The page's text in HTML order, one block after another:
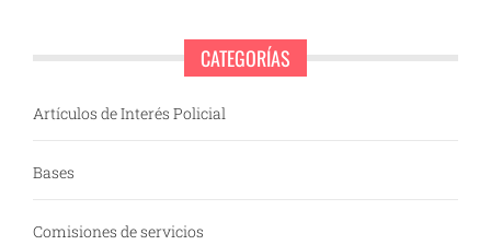
CATEGORÍAS
Artículos de Interés Policial
Bases
Comisiones de servicios